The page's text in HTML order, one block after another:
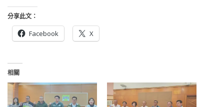
分享此文：
Facebook X
相關